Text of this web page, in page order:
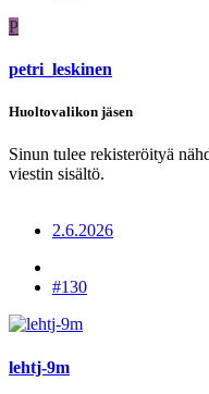
P
petri_leskinen
Huoltovalikon jäsen
Sinun tulee rekisteröityä
viestin sisältö.
2.6.2026
#130
lehtj-9m